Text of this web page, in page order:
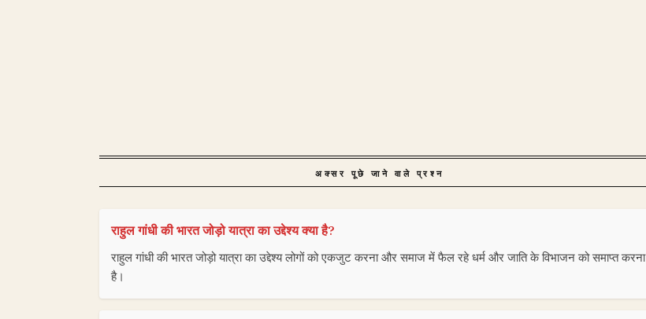
अक्सर पूछे जाने वाले प्रश्न
राहुल गांधी की भारत जोड़ो यात्रा का उद्देश्य क्या है?
राहुल गांधी की भारत जोड़ो यात्रा का उद्देश्य लोगों को एकजुट करना और समाज में फैल रहे धर्म और जाति के विभाजन को समाप्त करना
है।